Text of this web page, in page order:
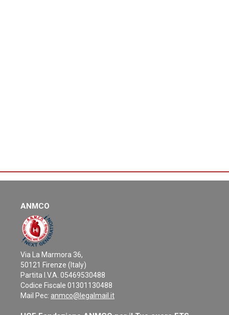
ANMCO
Via La Marmora 36,
50121 Firenze (Italy)
Partita I.V.A. 05469530488
Codice Fiscale 01301130488
Mail Pec: anmco@legalmail.it